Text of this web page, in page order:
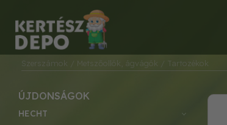
Szerszámok / Metszőollók, ágvágók / Tartozékok
ÚJDONSÁGOK
HECHT